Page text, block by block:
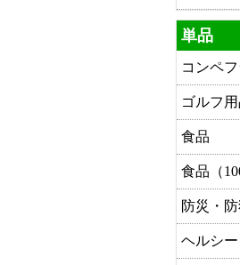
単品
コンペ
ゴルフ
食品
食品（
防災・
ヘルシー